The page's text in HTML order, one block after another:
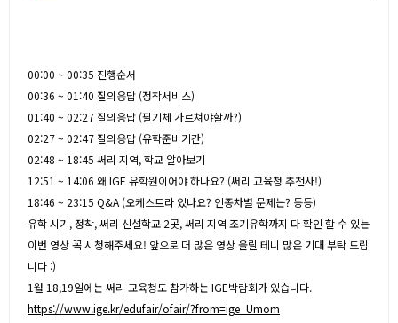
00:00 ~ 00:35 진행순서
00:36 ~ 01:40 질의응답 (정착서비스)
01:40 ~ 02:27 질의응답 (필기체 가르쳐야할까?)
02:27 ~ 02:47 질의응답 (유학준비기간)
02:48 ~ 18:45 써리 지역, 학교 알아보기
12:51 ~ 14:06 왜 IGE 유학원이어야 하나요? (써리 교육청 추천사!)
18:46 ~ 23:15 Q&A (오케스트라 있나요? 인종차별 문제는? 등등)
유학 시기, 정착, 써리 신설학교 2곳, 써리 지역 조기유학까지 다 확인 할 수 있는
이번 영상 꼭 시청해주세요! 앞으로 더 많은 영상 올릴 테니 많은 기대 부탁 드립
니다 :)
1월 18,19일에는 써리 교육청도 참가하는 IGE박람회가 있습니다.
https://www.ige.kr/edufair/ofair/?from=ige_Umom